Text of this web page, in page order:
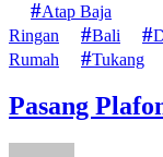
Atap Baja
Ringan
Bali
Rumah
Tukang
Pasang